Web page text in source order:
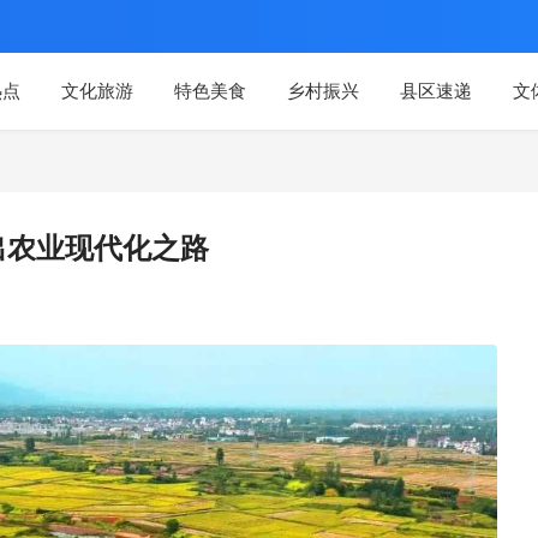
文化旅游 特色美食 乡村振兴 县区速递 文
业现代化之路